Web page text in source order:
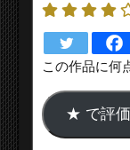
この作品に何